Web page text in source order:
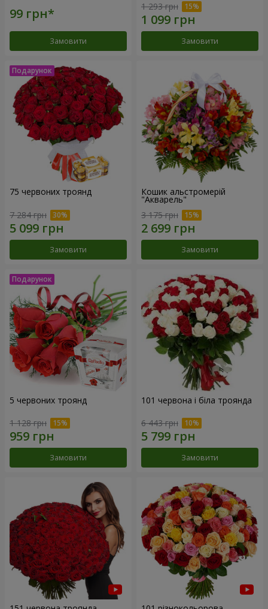
Замовити
1 293 грн
Замовити
75 червоних троянд
7 284 грн
Замовити
Кошик альстромерій
"Акварель"
3 175 грн
Замовити
5 червоних троянд
1 128 грн
Замовити
101 червона і біла троянда
6 443 грн
Замовити